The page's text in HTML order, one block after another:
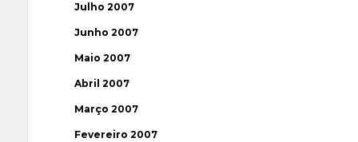
Julho 2007
Junho 2007
Maio 2007
Abril 2007
Março 2007
Fevereiro 2007